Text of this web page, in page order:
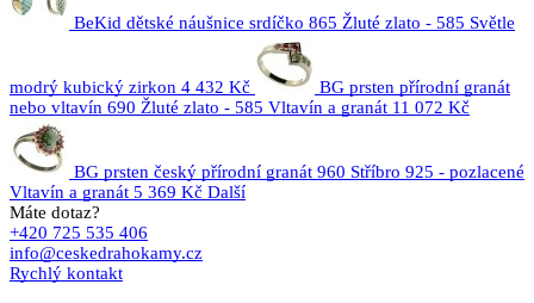
BeKid dětské náušnice srdíčko 865 Žluté zlato - 585 Světle
modrý kubický zirkon 4 432 Kč
BG prsten přírodní granát
nebo vltavín 690 Žluté zlato - 585 Vltavín a granát 11 072 Kč
BG prsten český přírodní granát 960 Stříbro 925 - pozlacené
Vltavín a granát 5 369 Kč Další
Máte dotaz?
+420 725 535 406
info@ceskedrahokamy.cz
Rychlý kontakt